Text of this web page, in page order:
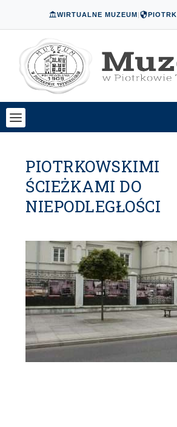
WIRTUALNE MUZEUM|
PIOTRKOWSKIMI
ŚCIEŻKAMI DO
NIEPODLEGŁOŚCI